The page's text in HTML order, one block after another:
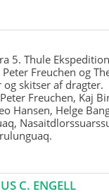
5. Thule
Freuchen og
skitser af dragter.
Freuchen, Kaj
Hansen, Helge
C. ENGELL